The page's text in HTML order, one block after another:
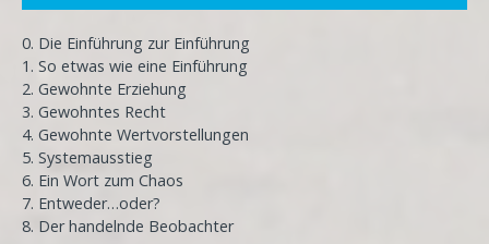
0. Die Einführung zur Einführung
1. So etwas wie eine Einführung
2. Gewohnte Erziehung
3. Gewohntes Recht
4. Gewohnte Wertvorstellungen
5. Systemausstieg
6. Ein Wort zum Chaos
7. Entweder…oder?
8. Der handelnde Beobachter